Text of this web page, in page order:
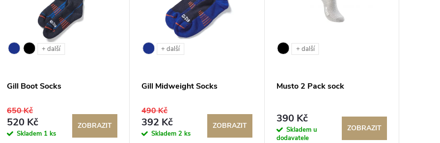
+ další
Gill Boot Socks
650 Kč
520 Kč
Skladem 1 ks
ZOBRAZIT
+ další
Gill Midweight Socks
490 Kč
392 Kč
Skladem2 ks
ZOBRAZIT
+ další
Musto 2 Pack sock
390 Kč
Skladem u
dodavatele
ZOBRAZIT